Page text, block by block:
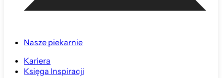
Nasze piekarnie
Kariera
Księga Inspiracji